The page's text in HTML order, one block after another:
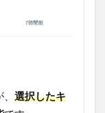
選択したキ